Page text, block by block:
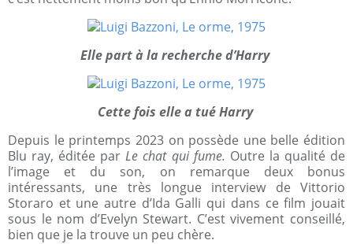
Elle part à la recherche d’Harry
Cette fois elle a tué Harry
Depuis le printemps 2023 on possède une belle édition
Blu ray, éditée parLe chat qui fume. Outre la qualité de
l’image et du son, on remarque deux bonus
intéressants, une très longue interview de Vittorio
Storaro et une autre d’Ida Galli qui dans ce film jouait
sous le nom d’Evelyn Stewart. C’est vivement conseillé,
bien que je la trouve un peu chère.